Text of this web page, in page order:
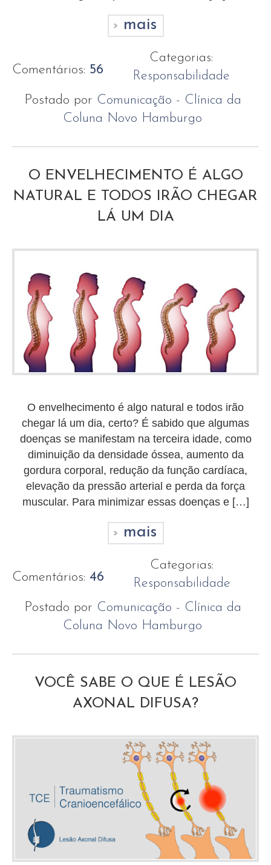
mais
Comentários: 56
Categorias:
Responsabilidade
Postado por Comunicação - Clínica da
Coluna Novo Hamburgo
O ENVELHECIMENTO É ALGO
NATURAL E TODOS IRÃO CHEGAR
LÁ UM DIA
O envelhecimento é algo natural e todos irão
chegar lá um dia, certo? É sabido que algumas
doenças se manifestam na terceira idade, como
diminuição da densidade óssea, aumento da
gordura corporal, redução da função cardíaca,
elevação da pressão arterial e perda da força
muscular. Para minimizar essas doenças e […]
mais
Comentários: 46
Categorias:
Responsabilidade
Postado por Comunicação - Clínica da
Coluna Novo Hamburgo
VOCÊ SABE O QUE É LESÃO
AXONAL DIFUSA?